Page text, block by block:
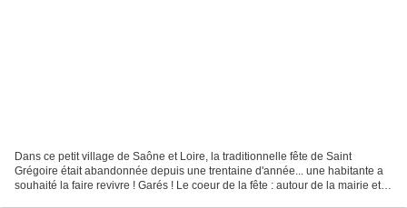
Dans ce petit village de Saône et Loire, la traditionnelle fête de Saint
Grégoire était abandonnée depuis une trentaine d'année... une habitante a
souhaité la faire revivre ! Garés ! Le coeur de la fête : autour de la mairie et